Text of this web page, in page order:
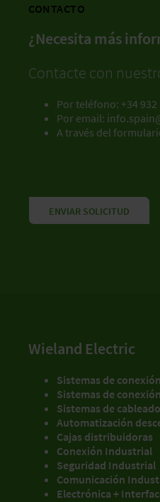
CONTACTO
¿Necesita más
Contacte con
Por teléfono: +34 932
Por email:
A través del
ENVIAR SOLICITUD
Wieland Electric
Sistemas de
Sistemas de
Sistemas de
Automatización
Cajas distribuidoras
Conexión Industrial
Seguridad Industrial
Comunicación
Electrónica +